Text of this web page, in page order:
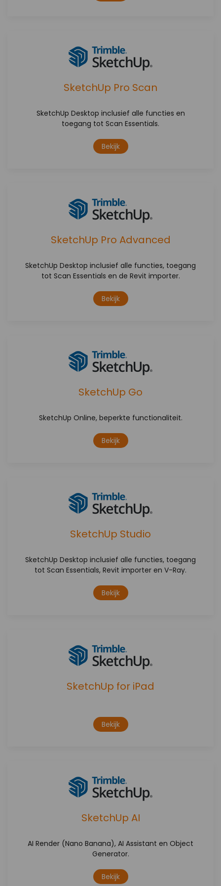
SketchUp Pro Scan
SketchUp Desktop inclusief alle functies en
toegang tot Scan Essentials.
Bekijk
SketchUp Pro Advanced
SketchUp Desktop inclusief alle functies, toegang
tot Scan Essentials en de Revit importer.
Bekijk
SketchUp Go
SketchUp Online, beperkte functionaliteit.
Bekijk
SketchUp Studio
SketchUp Desktop inclusief alle functies, toegang
tot Scan Essentials, Revit importer en V-Ray.
Bekijk
SketchUp for iPad
Bekijk
SketchUp AI
AI Render (Nano Banana), AI Assistant en Object
Generator.
Bekijk